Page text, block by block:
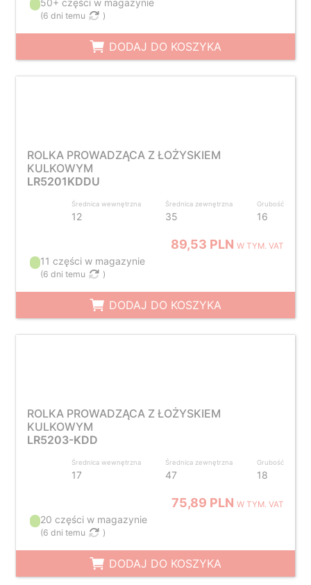
50+ części w magazynie
(6 dni temu )
DODAJ DO KOSZYKA
ROLKA PROWADZĄCA Z ŁOŻYSKIEM
KULKOWYM
LR5201KDDU
Średnica wewnętrzna
12
Średnica zewnętrzna
35
Grubość
16
89,53 PLNW TYM. VAT
11 części w magazynie
(6 dni temu )
DODAJ DO KOSZYKA
ROLKA PROWADZĄCA Z ŁOŻYSKIEM
KULKOWYM
LR5203-KDD
Średnica wewnętrzna
17
Średnica zewnętrzna
47
Grubość
18
75,89 PLNW TYM. VAT
20 części w magazynie
(6 dni temu )
DODAJ DO KOSZYKA